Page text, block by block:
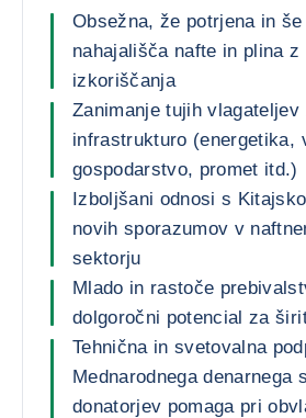
Obsežna, že potrjena in
nahajališča nafte in plina
izkoriščanja
Zanimanje tujih vlagateljev
infrastrukturo (energetika,
gospodarstvo, promet itd.)
Izboljšani odnosi s
novih sporazumov v
sektorju
Mlado in rastoče
dolgoročni potencial za
Tehnična in svetovalna
Mednarodnega denarnega
donatorjev pomaga pri